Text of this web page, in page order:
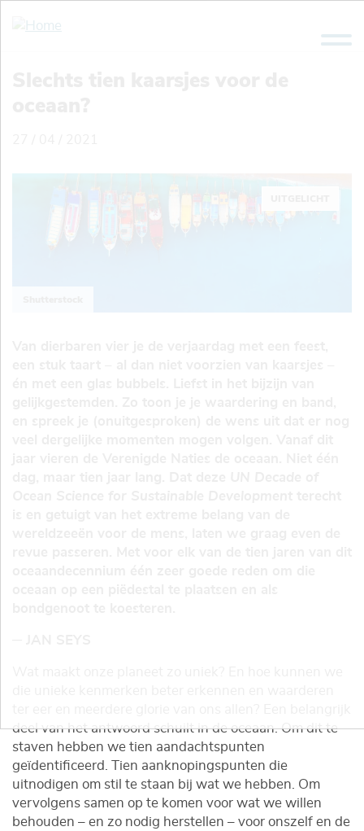
deel van het antwoord schuilt in de oceaan. Om dit te
staven hebben we tien aandachtspunten
geïdentificeerd. Tien aanknopingspunten die
uitnodigen om stil te staan bij wat we hebben. Om
vervolgens samen op te komen voor wat we willen
behouden – en zo nodig herstellen – voor onszelf en de